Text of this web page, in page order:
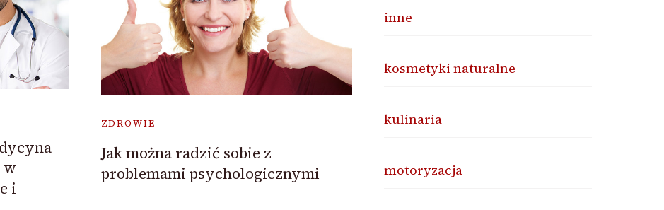
w
i
ZDROWIE
Jak można radzić sobie z
problemami psychologicznymi
inne
kosmetyki naturalne
kulinaria
motoryzacja